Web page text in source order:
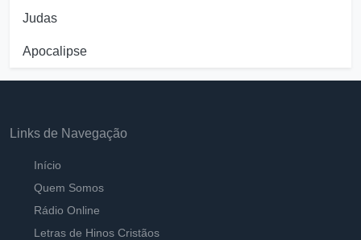
Judas
Apocalipse
Links de Navegação
Início
Quem Somos
Rádio Online
Letras de Hinos Cristãos